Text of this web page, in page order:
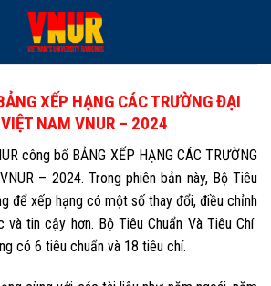
XẾP HẠNG CÁC TRƯỜNG ĐẠI
NAM VNUR – 2024
công bố BẢNG XẾP HẠNG CÁC TRƯỜNG
– 2024. Trong phiên bản này, Bộ Tiêu
để xếp hạng có một số thay đổi, điều chỉnh
và tin cậy hơn. Bộ Tiêu Chuẩn Và Tiêu Chí
có 6 tiêu chuẩn và 18 tiêu chí.